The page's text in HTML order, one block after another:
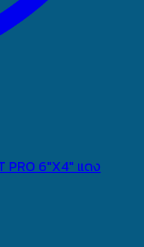
6″X4″ แดง